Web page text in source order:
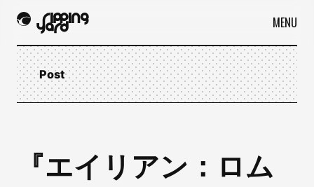
MENU
Post
『エイリアン：ロム